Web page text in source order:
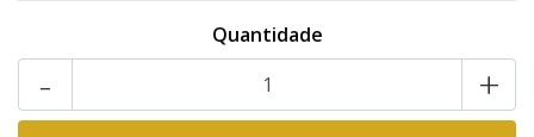
Quantidade
+
-